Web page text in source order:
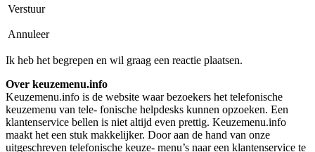
Verstuur
Annuleer
Ik heb het begrepen en wil graag een reactie plaatsen.
Over keuzemenu.info
Keuzemenu.info is de website waar bezoekers het telefonische
keuzemenu van tele- fonische helpdesks kunnen opzoeken. Een
klantenservice bellen is niet altijd even prettig. Keuzemenu.info
maakt het een stuk makkelijker. Door aan de hand van onze
uitgeschreven telefonische keuze- menu’s naar een klantenservice te